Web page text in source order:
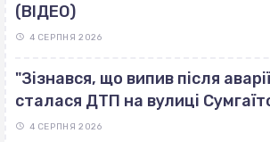
(ВІДЕО)
4 СЕРПНЯ 2026
"Зізнався, що випив після
сталася ДТП на вулиці
4 СЕРПНЯ 2026